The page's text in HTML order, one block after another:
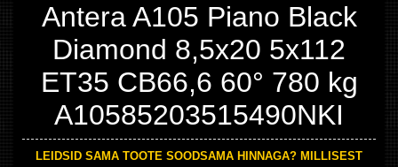
Antera A105 Piano Black
Diamond 8,5x20 5x112
ET35 CB66,6 60° 780 kg
A10585203515490NKI
LEIDSID SAMA TOOTE SOODSAMA HINNAGA? MILLISEST